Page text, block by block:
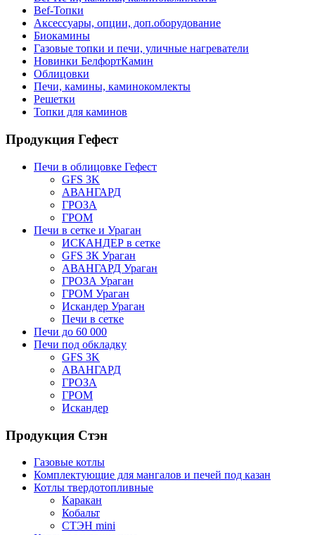
Bef-Топки
Аксессуары, опции, доп.оборудование
Биокамины
Газовые топки и печи, уличные нагреватели
Новинки БелфортКамин
Облицовки
Печи, камины, каминокомлекты
Решетки
Топки для каминов
Продукция Гефест
Печи в облицовке Гефест
GFS 3K
АВАНГАРД
ГРОЗА
ГРОМ
Печи в сетке и Ураган
ИСКАНДЕР в сетке
GFS ЗК Ураган
АВАНГАРД Ураган
ГРОЗА Ураган
ГРОМ Ураган
Искандер Ураган
Печи в сетке
Печи до 60 000
Печи под обкладку
GFS 3K
АВАНГАРД
ГРОЗА
ГРОМ
Искандер
Продукция Стэн
Газовые котлы
Комплектующие для мангалов и печей под казан
Котлы твердотопливные
Каракан
Кобальт
СТЭН mini